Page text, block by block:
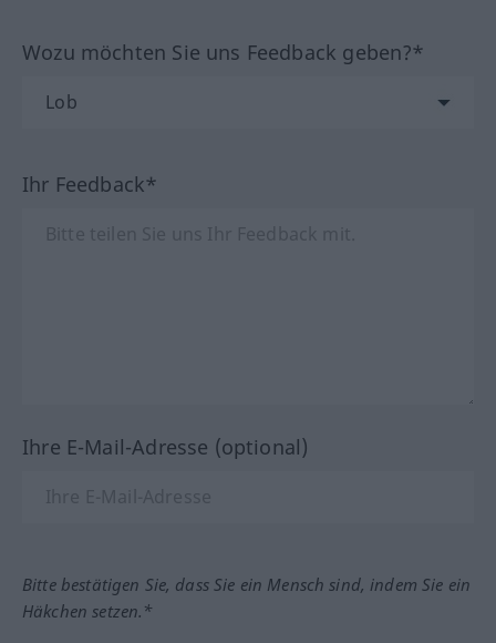
Wozu möchten Sie uns Feedback geben?*
Ihr Feedback*
Ihre E-Mail-Adresse (optional)
Bitte bestätigen Sie, dass Sie ein Mensch sind, indem Sie ein
Häkchen setzen.*